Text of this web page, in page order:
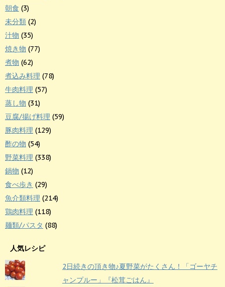
朝食 (3)
未分類 (2)
汁物 (35)
焼き物 (77)
煮物 (62)
煮込み料理 (78)
牛肉料理 (57)
蒸し物 (31)
豆腐/揚げ料理 (59)
豚肉料理 (129)
酢の物 (54)
野菜料理 (338)
鍋物 (12)
食べ歩き (29)
魚介類料理 (214)
鶏肉料理 (118)
麺類/パスタ (88)
人気レシピ
2日続きの頂き物♪夏野菜がたくさん！「ゴーヤチ
ャンプルー」『松茸ごはん』